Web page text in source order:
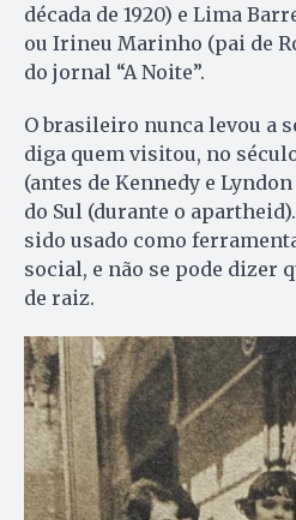
década de 1920) e Lima
ou Irineu Marinho (pai de
do jornal “A Noite”.
O brasileiro nunca levou a
diga quem visitou, no
(antes de Kennedy e
do Sul (durante o
sido usado como
social, e não se pode dizer
de raiz.